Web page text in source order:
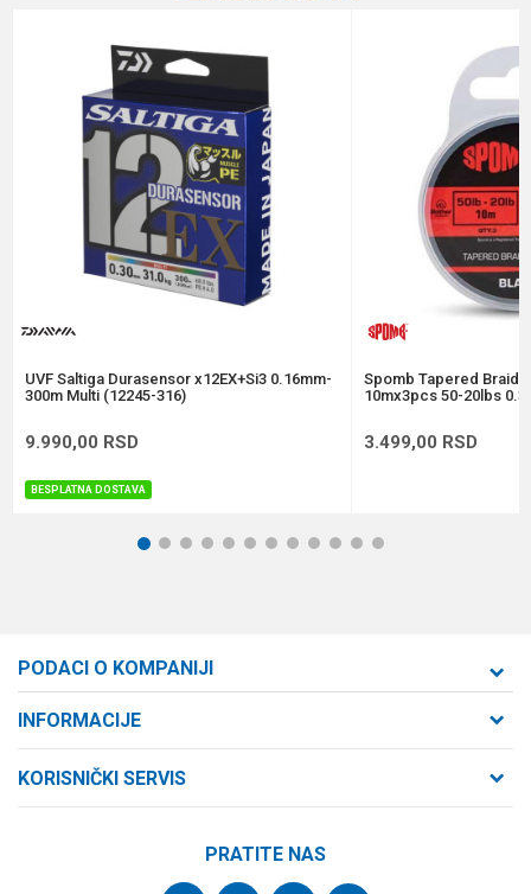
150 m
Nosivost 20.9 kg
Prečnik 0.16 mm
Anti-spam zaštita - izračunajte koliko je 9 - 4 :
POŠALJI
UVF Saltiga Durasensor x12EX+Si3 0.16mm-
300m Multi (12245-316)
9.990,00 RSD
BESPLATNA DOSTAVA
Spomb Tapered
10mx3pcs 50-20lbs
3.499,00 RSD
1 2 3 4 5 6 7 8 9 101112
PODACI O KOMPANIJI
Cara Dušana 47
INFORMACIJE
KORISNIČKI SERVIS
PRATITE NAS